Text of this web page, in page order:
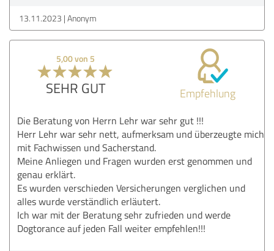
13.11.2023 Anonym
5,00 von 5
SEHR GUT Empfehlung
Die Beratung von Herrn Lehr war sehr gut !!!
Herr Lehr war sehr nett, aufmerksam und überzeugte mich
mit Fachwissen und Sacherstand.
Meine Anliegen und Fragen wurden erst genommen und
genau erklärt.
Es wurden verschieden Versicherungen verglichen und
alles wurde verständlich erläutert.
Ich war mit der Beratung sehr zufrieden und werde
Dogtorance auf jeden Fall weiter empfehlen!!!